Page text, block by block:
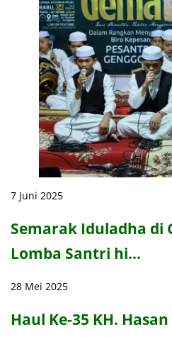
7 Juni 2025
Semarak Iduladha di
Lomba Santri hi…
28 Mei 2025
Haul Ke-35 KH.